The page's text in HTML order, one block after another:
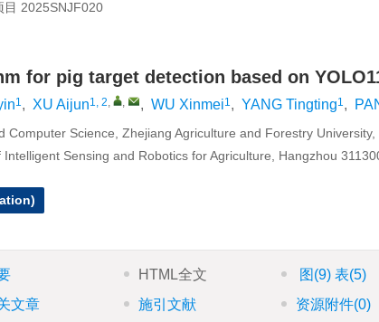
2025SNJF020
for pig target detection based on
1, XU Aijun1, 2, , , WU Xinmei1, YANG Tingting1,
Computer Science, Zhejiang Agriculture and Forestry
Sensing and Robotics for Agriculture, Hangzhou
HTML全文 图 (9)表(5)
文章
施引文献 资源附件(0)